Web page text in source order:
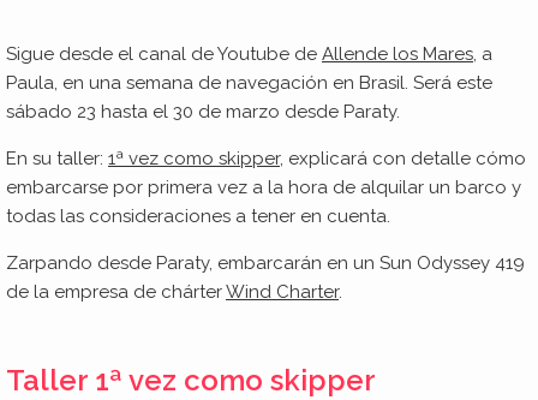
Sigue desde el canal de Youtube de Allende los Mares , a
Paula, en una semana de navegación en Brasil. Será este
sábado 23 hasta el 30 de marzo desde Paraty.
En su taller: 1ª vez como skipper, explicará con detalle cómo
embarcarse por primera vez a la hora de alquilar un barco y
todas las consideraciones a tener en cuenta.
Zarpando desde Paraty, embarcarán en un Sun Odyssey 419
de la empresa de chárterWind Charter.
Taller 1ª vez como skipper